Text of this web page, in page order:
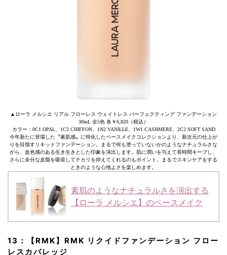
▲ローラ メルシエ リアル フローレス ウェイトレス パーフェクティング ファンデーション
30mL 全5色 各￥6,820（税込）
カラー：0C1 OPAL、1C2 CHIFFON、1N2 VANILLE、1W1 CASHMERE、2C2 SOFT SAND
今年新たに登場した〝素肌感〟に特化したベースメイクコレクションより、新次元の仕上が
りを目指すリキッドファンデーション。まるで何も塗っていないかのようなナチュラルさな
がら、血色感のある生き生きとした印象を演出します。肌に潤いを与えて長時間キープし、
さらに余分な皮脂を吸収してテカリを抑えてくれるのもポイント。まるでスキンケアをする
ときのような心地よさを楽しめます。
素肌のようなナチュラルさを演出する
【ローラ メルシエ】のベースメイク
13：【RMK】RMK リクイドファンデーション フロー
レスカバレッジ